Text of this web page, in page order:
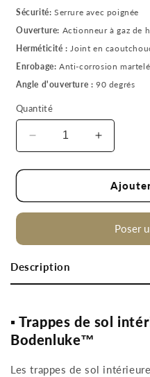
Sécurité: Serrure avec poignée
Ouverture: Actionneur à gaz de
Herméticité : Joint en
Enrobage: Anti-corrosion martelé
Angle d'ouverture : 90 degrés
Quantité
Réduire
la
quantité
Trappe
de
Trappe
Trappe
de
70
x
90
la
quantité
de
Trappe
de
Trappe
de
70
x
Poser
Description
▪️ Trappes de sol
Bodenluke™
Les trappes de sol